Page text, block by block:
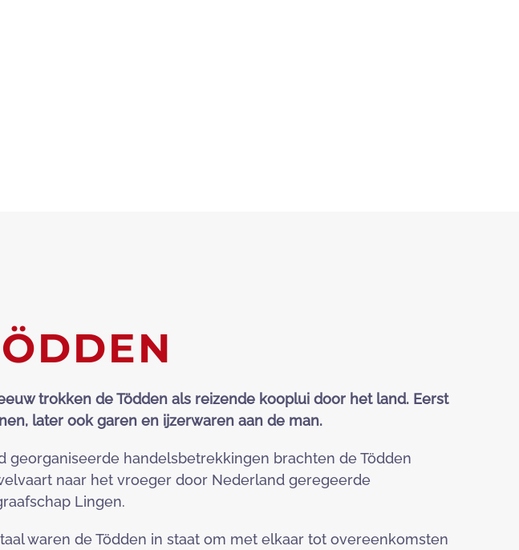
trokken de Tödden als reizende kooplui door het land. Eerst
later ook garen en ijzerwaren aan de man.
georganiseerde handelsbetrekkingen brachten de Tödden
naar het vroeger door Nederland geregeerde
Lingen.
waren de Tödden in staat om met elkaar tot overeenkomsten